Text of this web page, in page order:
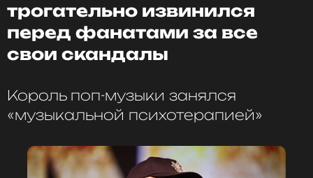
трогательно извинился
перед фанатами за все
свои скандалы
Король поп-музыки занялся
«музыкальной психотерапией»